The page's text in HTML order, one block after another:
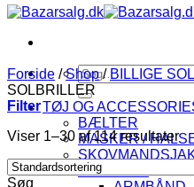
Søg
efter:
TØJ OG
BÆLTER
MASKER /
SMYKKER
Forside / Shop / BILLIGE
SOLBRILLER
Filter
Viser 1–30 af 114 resultater
Søg